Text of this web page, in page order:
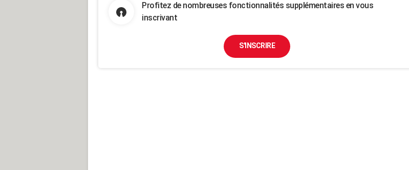
Profitez de nombreuses fonctionnalités supplémentaires en vous
inscrivant
S'INSCRIRE